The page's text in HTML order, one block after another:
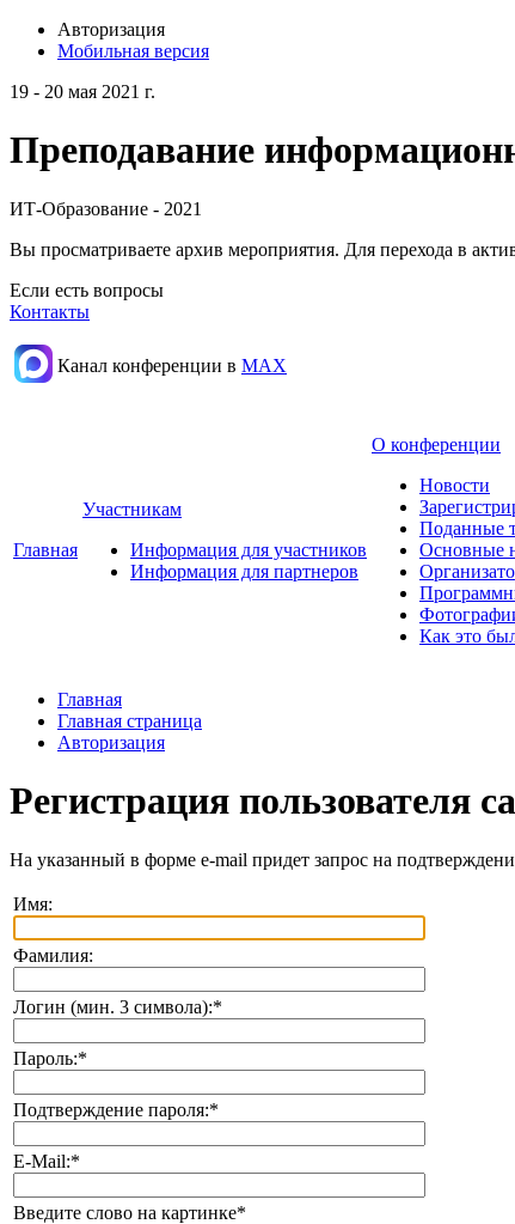
Авторизация
Мобильная версия
19 - 20 мая 2021 г.
Преподавание
ИТ-Образование - 2021
Вы просматриваете архив мероприятия. Для перехода в
Если есть вопросы
Контакты
Канал конференции в МАХ
Главная
Участникам
Информация для участников
Информация для партнеров
О конференции
Новости
Поданные
Основные
Как это
Главная
Главная страница
Авторизация
Регистрация пользователя
На указанный в форме e-mail придет запрос на
Имя:
Фамилия:
Логин (мин. 3 символа):*
Пароль:*
Подтверждение пароля:*
E-Mail:*
Введите слово на картинке*